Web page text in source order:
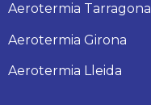
Aerotermia Tarragona
Aerotermia Girona
Aerotermia Lleida